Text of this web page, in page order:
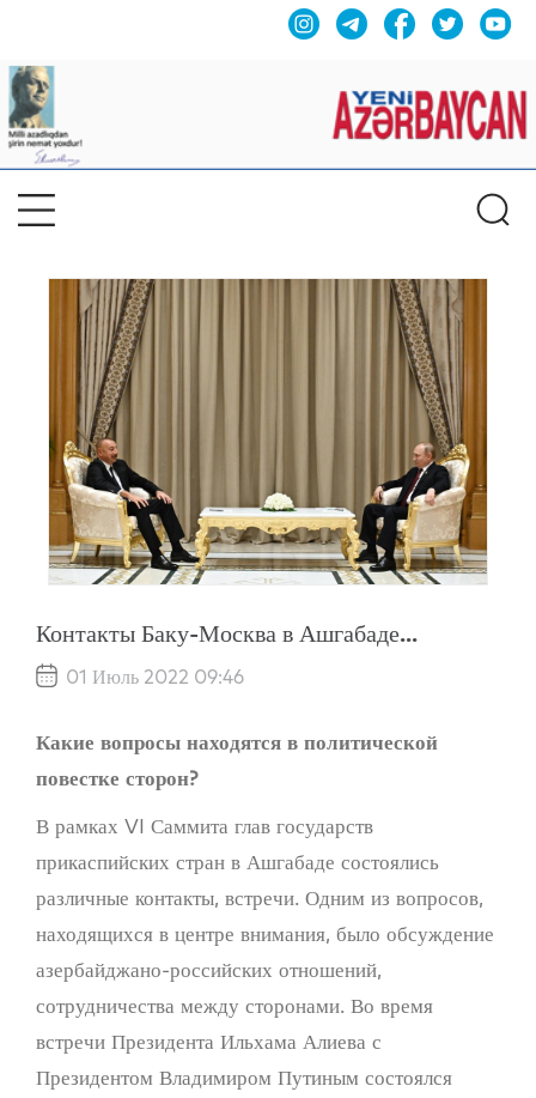
Контакты Баку-Москва в Ашгабаде...
01 Июль 2022 09:46
Какие вопросы находятся в политической
повестке сторон?
В рамках VI Саммита глав государств
прикаспийских стран в Ашгабаде состоялись
различные контакты, встречи. Одним из вопросов,
находящихся в центре внимания, было обсуждение
азербайджано-российских отношений,
сотрудничества между сторонами. Во время
встречи Президента Ильхама Алиева с
Президентом Владимиром Путиным состоялся